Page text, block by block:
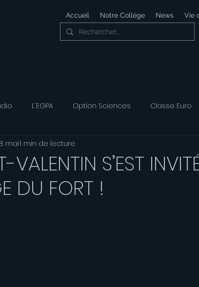
Accueil Notre Collège News Vie
L'EGPA Option Sciences Classe Euro
Développement Durable
Option Musique
VALENTIN S’EST
DU FORT !
mai1 min de lecture